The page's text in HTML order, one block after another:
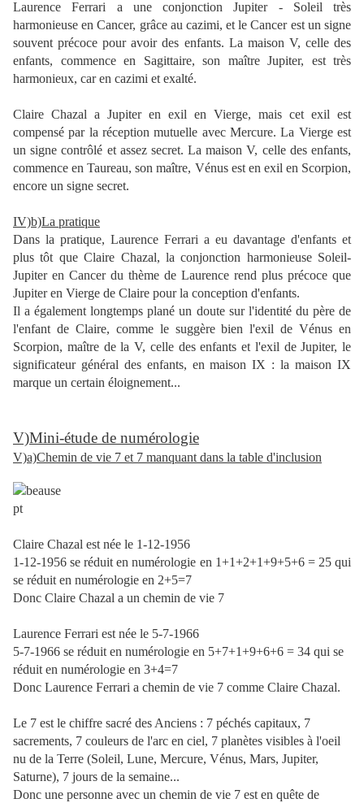
Laurence Ferrari a une conjonction Jupiter - Soleil très
harmonieuse en Cancer, grâce au cazimi, et le Cancer est un signe
souvent précoce pour avoir des enfants. La maison V, celle des
enfants, commence en Sagittaire, son maître Jupiter, est très
harmonieux, car en cazimi et exalté.
Claire Chazal a Jupiter en exil en Vierge, mais cet exil est
compensé par la réception mutuelle avec Mercure. La Vierge est
un signe contrôlé et assez secret. La maison V, celle des enfants,
commence en Taureau, son maître, Vénus est en exil en Scorpion,
encore un signe secret.
IV)b)La pratique
Dans la pratique, Laurence Ferrari a eu davantage d'enfants et
plus tôt que Claire Chazal, la conjonction harmonieuse Soleil-
Jupiter en Cancer du thème de Laurence rend plus précoce que
Jupiter en Vierge de Claire pour la conception d'enfants.
Il a également longtemps plané un doute sur l'identité du père de
l'enfant de Claire, comme le suggère bien l'exil de Vénus en
Scorpion, maître de la V, celle des enfants et l'exil de Jupiter, le
significateur général des enfants, en maison IX : la maison IX
marque un certain éloignement...
V)Mini-étude de numérologie
V)a)Chemin de vie 7 et 7 manquant dans la table d'inclusion
Claire Chazal est née le 1-12-1956
1-12-1956 se réduit en numérologie en 1+1+2+1+9+5+6 = 25 qui
se réduit en numérologie en 2+5=7
Donc Claire Chazal a un chemin de vie 7
Laurence Ferrari est née le 5-7-1966
5-7-1966 se réduit en numérologie en 5+7+1+9+6+6 = 34 qui se
réduit en numérologie en 3+4=7
Donc Laurence Ferrari a chemin de vie 7 comme Claire Chazal.
Le 7 est le chiffre sacré des Anciens : 7 péchés capitaux, 7
sacrements, 7 couleurs de l'arc en ciel, 7 planètes visibles à l'oeil
nu de la Terre (Soleil, Lune, Mercure, Vénus, Mars, Jupiter,
Saturne), 7 jours de la semaine...
Donc une personne avec un chemin de vie 7 est en quête de